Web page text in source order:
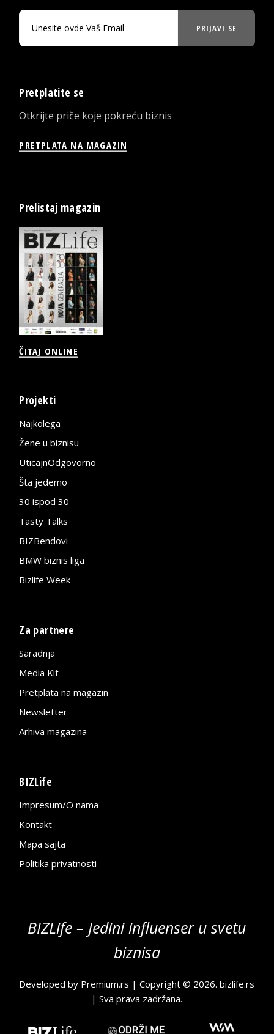
PRIJAVI SE
Pretplatite se
Otkrijte priče koje pokreću biznis
PRETPLATA NA MAGAZIN
Prelistaj magazin
ČITAJ ONLINE
Projekti
Najkolega
Žene u biznisu
UticajnOdgovorno
Šta jedemo
30 ispod 30
Tasty Talks
BIZBendovi
BMW biznis liga
Bizlife Week
Za partnere
Saradnja
Media Kit
Pretplata na magazin
Newsletter
Arhiva magazina
BIZLife
Impresum/O nama
Kontakt
Mapa sajta
Politika privatnosti
BIZLife – Jedini influenser u svetu
biznisa
Developed by Premium.rs | Copyright © 2026.bizlife.rs
| Sva prava zadržana.